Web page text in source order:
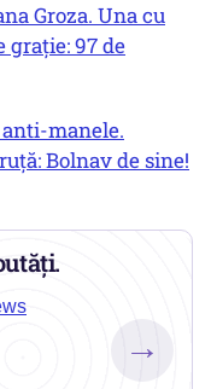
Groza. Una cu
grație: 97 de
manele.
Bolnav de sine!
→